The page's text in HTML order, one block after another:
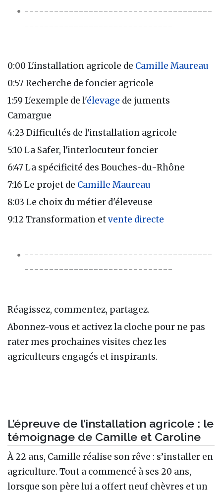
--------------------------------------
------------------------------
0:00 L'installation agricole de Camille Maureau
0:57 Recherche de foncier agricole
1:59 L'exemple de l'élevage de juments
Camargue
4:23 Difficultés de l'installation agricole
5:10 La Safer, l'interlocuteur foncier
6:47 La spécificité des Bouches-du-Rhône
7:16 Le projet de Camille Maureau
8:03 Le choix du métier d'éleveuse
9:12 Transformation etvente directe
--------------------------------------
------------------------------
Réagissez, commentez, partagez.
Abonnez-vous et activez la cloche pour ne pas
rater mes prochaines visites chez les
agriculteurs engagés et inspirants.
L’épreuve de l’installation agricole : le
témoignage de Camille et Caroline
À 22 ans, Camille réalise son rêve : s’installer en
agriculture. Tout a commencé à ses 20 ans,
lorsque son père lui a offert neuf chèvres et un